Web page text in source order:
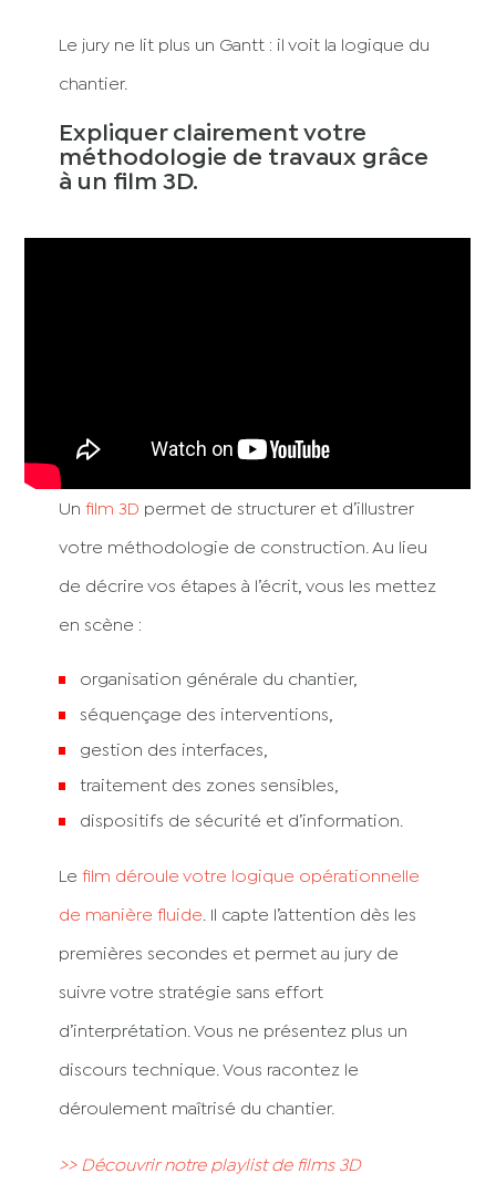
Le jury ne lit plus un Gantt : il voit la logique du
chantier.
Expliquer clairement votre
méthodologie de travaux grâce
à un film 3D.
Un film 3D permet de structurer et d’illustrer
votre méthodologie de construction. Au lieu
de décrire vos étapes à l’écrit, vous les mettez
en scène :
organisation générale du chantier,
séquençage des interventions,
gestion des interfaces,
traitement des zones sensibles,
dispositifs de sécurité et d’information.
Le film déroule votre logique opérationnelle
de manière fluide . Il capte l’attention dès les
premières secondes et permet au jury de
suivre votre stratégie sans effort
d’interprétation. Vous ne présentez plus un
discours technique. Vous racontez le
déroulement maîtrisé du chantier.
>> Découvrir notre playlist de films 3D